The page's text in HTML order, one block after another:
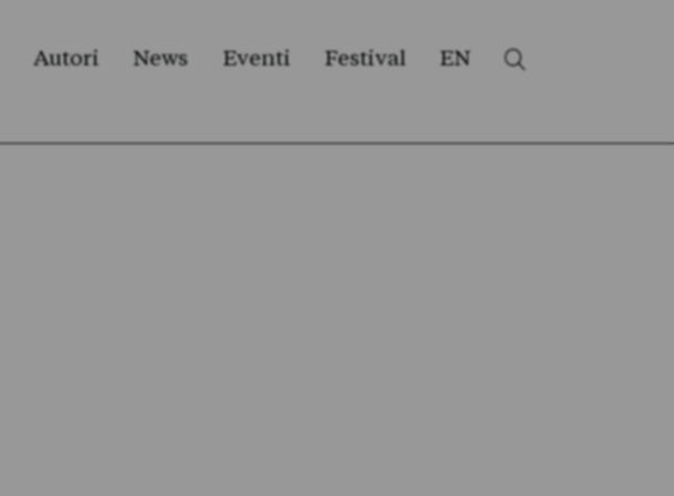
Autori News Eventi Festival EN